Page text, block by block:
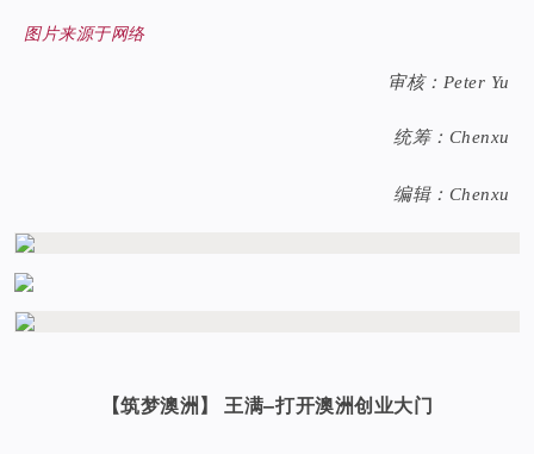
图片来源于网络
审核： Peter Yu
统筹：Chenxu
编辑：Chenxu
【筑梦澳洲】 王满–打开澳洲创业大门